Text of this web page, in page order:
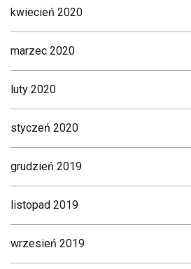
kwiecień 2020
marzec 2020
luty 2020
styczeń 2020
grudzień 2019
listopad 2019
wrzesień 2019